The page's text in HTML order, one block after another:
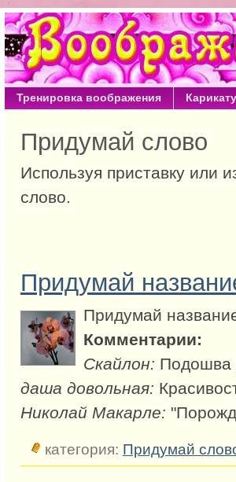
Тренировка воображения
Придумай слово
Используя приставку или
слово.
Придумай
Придумай
Комментарии:
Скайлон: Подошва
даша довольная:
Николай Макарле:
категория: Придумай